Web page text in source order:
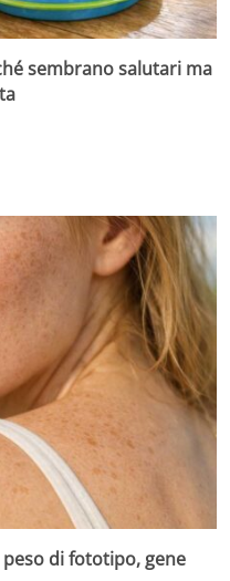
sembrano salutari ma
di fototipo, gene